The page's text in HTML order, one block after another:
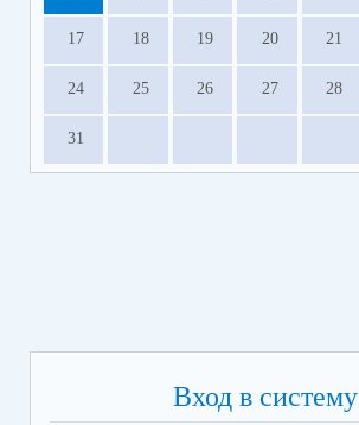
17 18 19 20 21
24 25 26 27 28
31
Вход в систему